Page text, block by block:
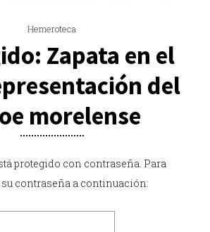
Hemeroteca
Zapata en el
del
morelense
protegido con contraseña. Para
contraseña a continuación: